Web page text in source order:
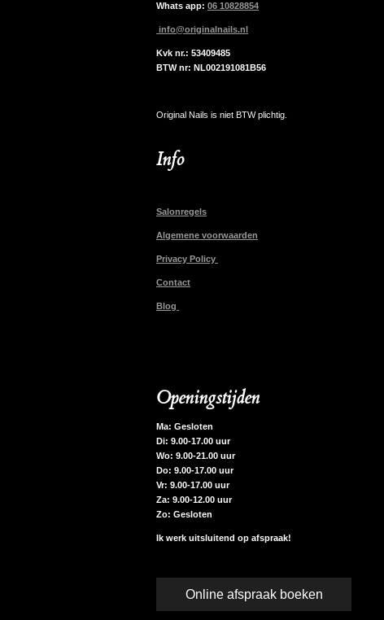
Whats app: 06 10828854
info@originalnails.nl
Kvk nr.: 53409485
BTW nr: NL002191081B56
Original Nails is niet BTW plichtig.
Info
Salonregels
Algemene voorwaarden
Privacy Policy
Contact
Blog
Openingstijden
Ma: Gesloten
Di: 9.00-17.00 uur
Wo: 9.00-21.00 uur
Do: 9.00-17.00 uur
Vr: 9.00-17.00 uur
Za: 9.00-12.00 uur
Zo: Gesloten
Ik werk uitsluitend op afspraak!
Online afspraak boeken